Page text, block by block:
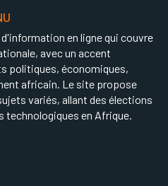
en ligne qui couvre
avec un accent
politiques, économiques,
africain. Le site propose
variés, allant des élections
en Afrique.